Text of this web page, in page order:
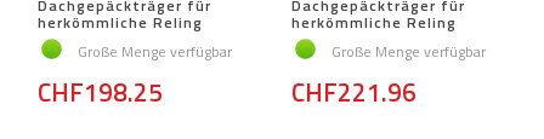
Dachgepäckträger für
herkömmliche Reling
Große Menge verfügbar
CHF198.25
Dachgepäckträger für
herkömmliche Reling
Große Menge verfügbar
CHF221.96